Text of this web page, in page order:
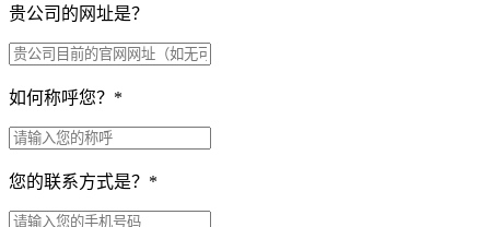
贵公司的网址是？
如何称呼您？ *
您的联系方式是？ *